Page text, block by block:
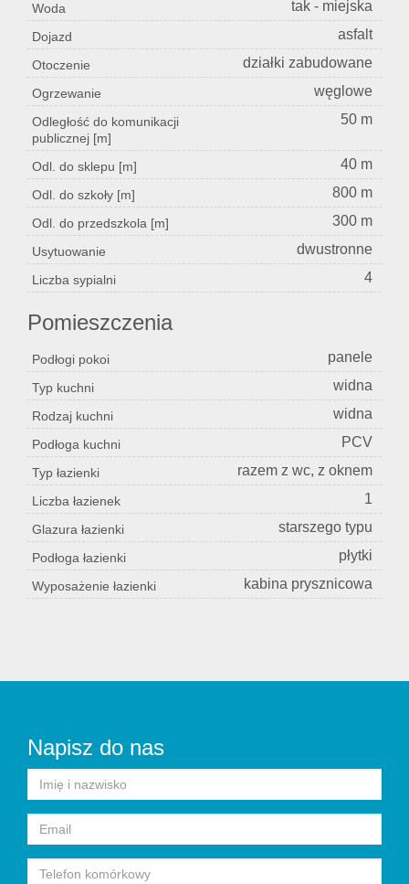
Woda tak - miejska
Dojazd asfalt
Otoczenie działki zabudowane
Ogrzewanie węglowe
Odległość do komunikacji
publicznej [m]
50 m
Odl. do sklepu [m] 40 m
Odl. do szkoły [m] 800 m
Odl. do przedszkola [m] 300 m
Usytuowanie dwustronne
Liczba sypialni 4
Pomieszczenia
Podłogi pokoi panele
Typ kuchni widna
Rodzaj kuchni widna
Podłoga kuchni PCV
Typ łazienki razem z wc, z oknem
Liczba łazienek 1
Glazura łazienki starszego typu
Podłoga łazienki płytki
Wyposażenie łazienki kabina prysznicowa
Napisz do nas